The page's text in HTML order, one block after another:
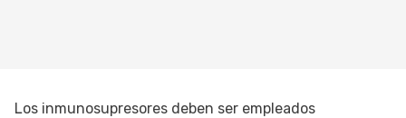
Los inmunosupresores deben ser empleados